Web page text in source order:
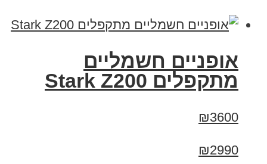
‏אופניים חשמליים
‏מתקפלים Stark Z200
₪3600
₪2990